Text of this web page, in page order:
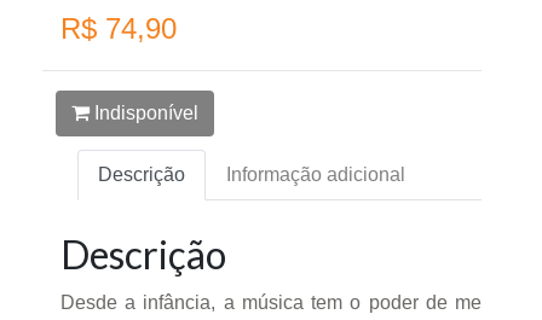
R$ 74,90
Indisponível
Descrição Informação adicional
Descrição
Desde a infância, a música tem o poder de me